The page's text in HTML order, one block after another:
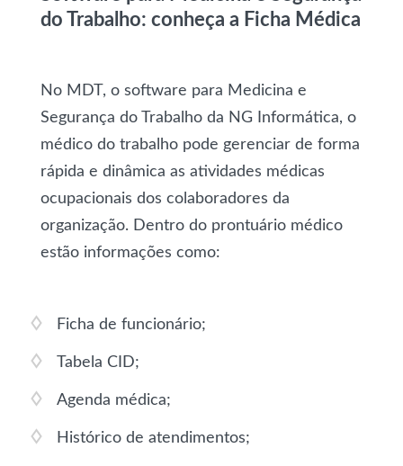
do Trabalho: conheça a Ficha Médica
No MDT, o software para Medicina e
Segurança do Trabalho da NG Informática, o
médico do trabalho pode gerenciar de forma
rápida e dinâmica as atividades médicas
ocupacionais dos colaboradores da
organização. Dentro do prontuário médico
estão informações como:
Ficha de funcionário;
Tabela CID;
Agenda médica;
Histórico de atendimentos;